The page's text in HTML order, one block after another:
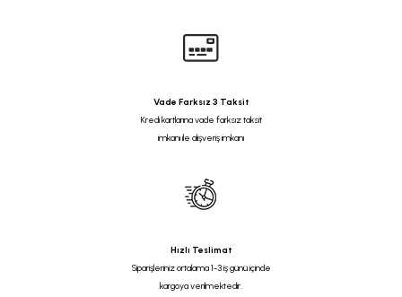
Vade Farksız 3 Taksit
Kredi kartlarına vade farksız taksit
imkanı ile alışveriş imkanı
Hızlı Teslimat
Siparişleriniz ortalama 1-3 iş günü içinde
kargoya verilmektedir.